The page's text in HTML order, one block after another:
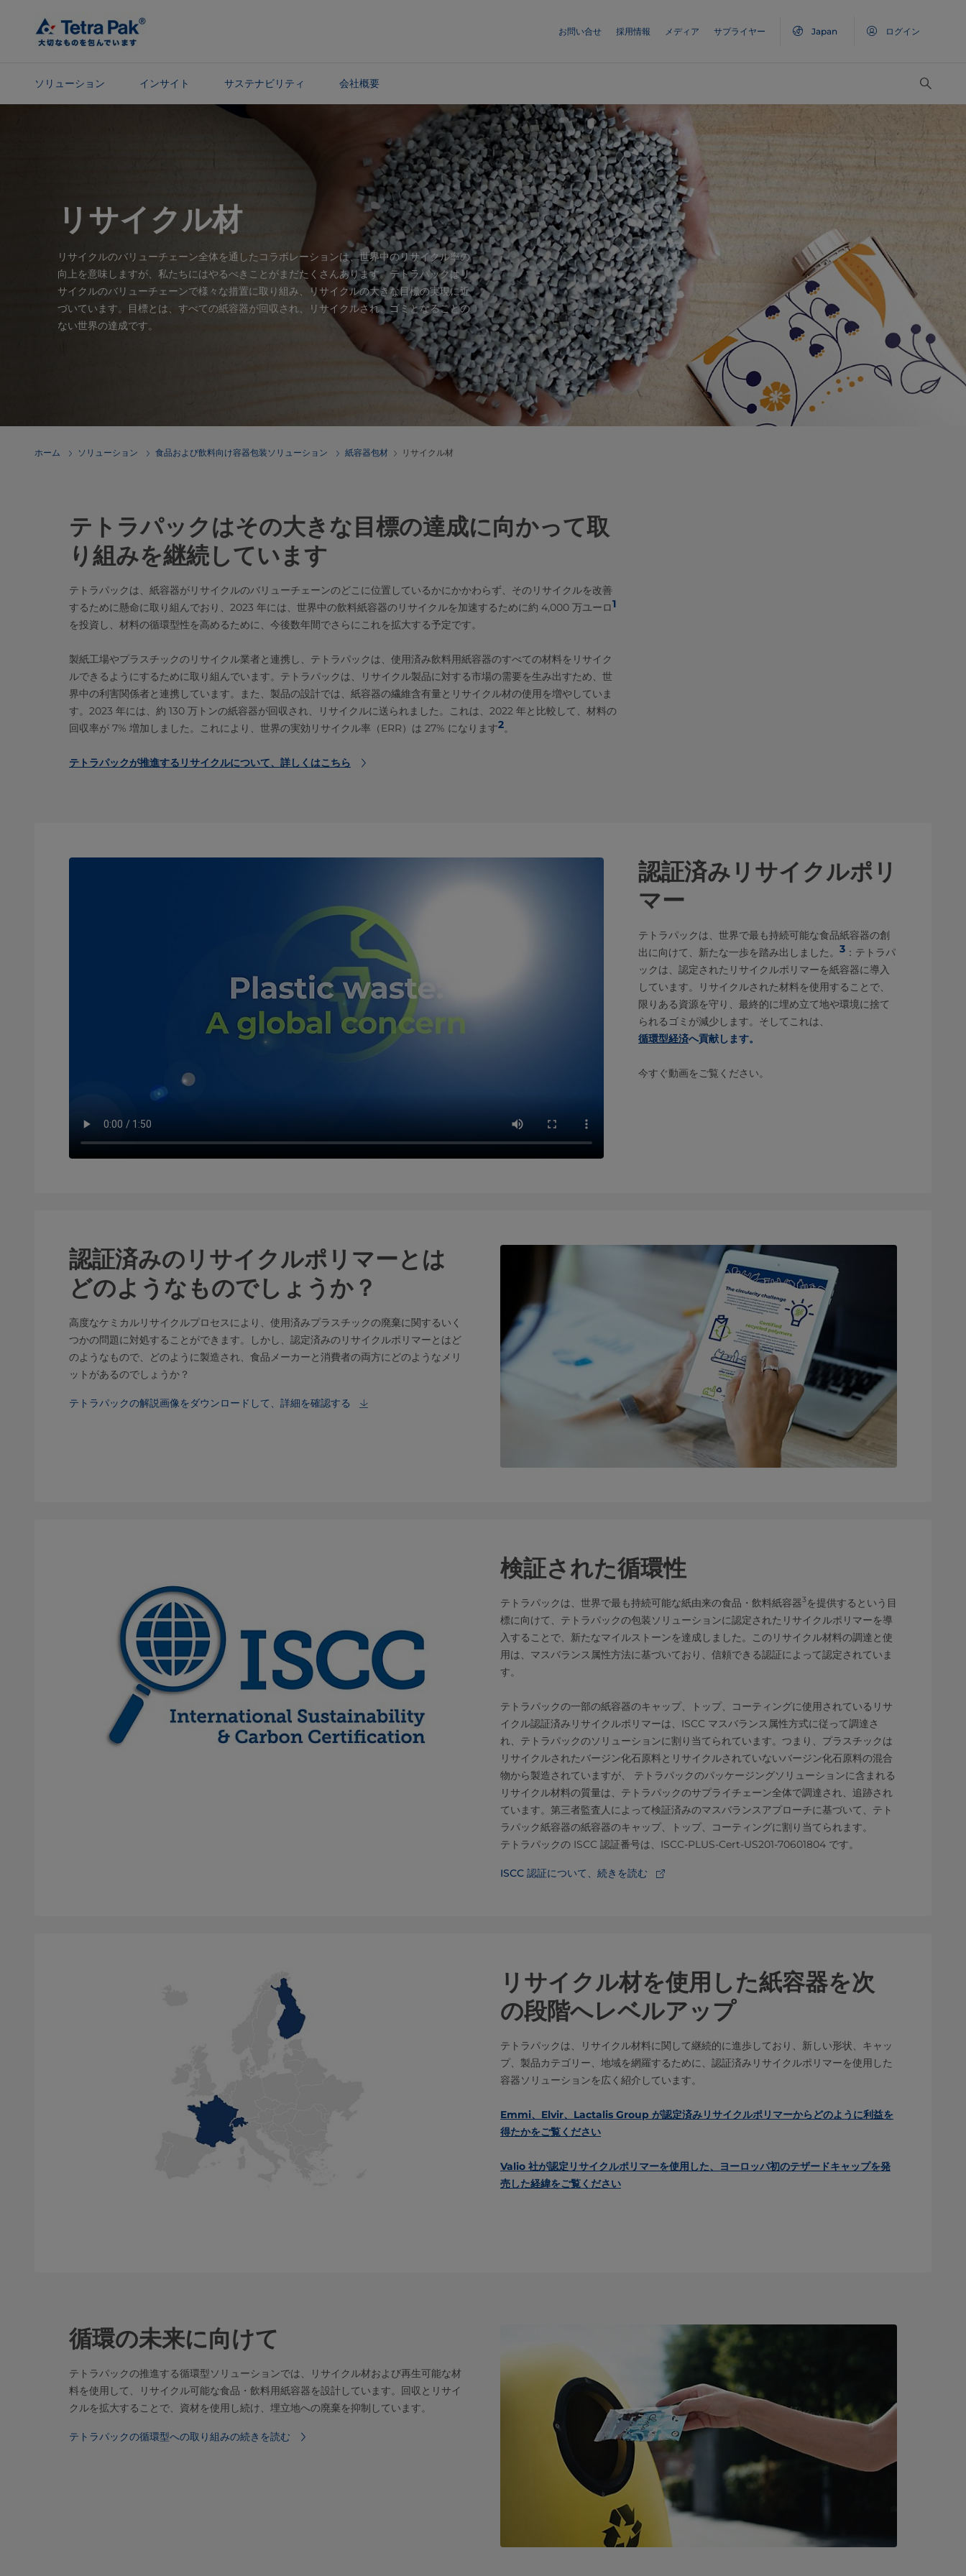
お問い合せ 採用情報 メディア サプライヤー Japan ログイン
ソリューション インサイト サステナビリティ 会社概要
リサイクル材
リサイクルのバリューチェーン全体を通したコラボレーションは、世界中のリサイクル率の
向上を意味しますが、私たちにはやるべきことがまだたくさんあります。テトラパックはリ
サイクルのバリューチェーンで様々な措置に取り組み、リサイクルの大きな目標の実現に近
づいています。目標とは、すべての紙容器が回収され、リサイクルされ、ゴミとなることの
ない世界の達成です。
ホーム ソリューション 食品および飲料向け容器包装ソリューション 紙容器包材 リサイクル材
テトラパックはその大きな目標の達成に向かって取
り組みを継続しています
テトラパックは、紙容器がリサイクルのバリューチェーンのどこに位置しているかにかかわらず、そのリサイクルを改善
するために懸命に取り組んでおり、2023 年には、世界中の飲料紙容器のリサイクルを加速するために約 4,000 万ユーロ1
を投資し、材料の循環型性を高めるために、今後数年間でさらにこれを拡大する予定です。
製紙工場やプラスチックのリサイクル業者と連携し、テトラパックは、使用済み飲料用紙容器のすべての材料をリサイク
ルできるようにするために取り組んでいます。テトラパックは、リサイクル製品に対する市場の需要を生み出すため、世
界中の利害関係者と連携しています。また、製品の設計では、紙容器の繊維含有量とリサイクル材の使用を増やしていま
す。2023 年には、約 130 万トンの紙容器が回収され、リサイクルに送られました。これは、2022 年と比較して、材料の
回収率が 7% 増加しました。これにより、世界の実効リサイクル率（ERR）は 27% になります2。
テトラパックが推進するリサイクルについて、詳しくはこちら
認証済みリサイクルポリ
マー
テトラパックは、世界で最も持続可能な食品紙容器の創
出に向けて、新たな一歩を踏み出しました。 3 ：テトラパ
ックは、認定されたリサイクルポリマーを紙容器に導入
しています。リサイクルされた材料を使用することで、
限りある資源を守り、最終的に埋め立て地や環境に捨て
られるゴミが減少します。そしてこれは、
循環型経済へ貢献します。
今すぐ動画をご覧ください。
認証済みのリサイクルポリマーとは
どのようなものでしょうか？
高度なケミカルリサイクルプロセスにより、使用済みプラスチックの廃棄に関するいく
つかの問題に対処することができます。しかし、認定済みのリサイクルポリマーとはど
のようなもので、どのように製造され、食品メーカーと消費者の両方にどのようなメリ
ットがあるのでしょうか？
テトラパックの解説画像をダウンロードして、詳細を確認する
検証された循環性
テトラパックは、世界で最も持続可能な紙由来の食品・飲料紙容器3を提供するという目
標に向けて、テトラパックの包装ソリューションに認定されたリサイクルポリマーを導
入することで、新たなマイルストーンを達成しました。このリサイクル材料の調達と使
用は、マスバランス属性方法に基づいており、信頼できる認証によって認定されていま
す。
テトラパックの一部の紙容器のキャップ、トップ、コーティングに使用されているリサ
イクル認証済みリサイクルポリマーは、ISCC マスバランス属性方式に従って調達さ
れ、テトラパックのソリューションに割り当てられています。つまり、プラスチックは
リサイクルされたバージン化石原料とリサイクルされていないバージン化石原料の混合
物から製造されていますが、 テトラパックのパッケージングソリューションに含まれる
リサイクル材料の質量は、テトラパックのサプライチェーン全体で調達され、追跡され
ています。第三者監査人によって検証済みのマスバランスアプローチに基づいて、テト
ラパック紙容器の紙容器のキャップ、トップ、コーティングに割り当てられます。
テトラパックの ISCC 認証番号は、ISCC-PLUS-Cert-US201-70601804 です。
ISCC 認証について、続きを読む
リサイクル材を使用した紙容器を次
の段階へレベルアップ
テトラパックは、リサイクル材料に関して継続的に進歩しており、新しい形状、キャッ
プ、製品カテゴリー、地域を網羅するために、認証済みリサイクルポリマーを使用した
容器ソリューションを広く紹介しています。
Emmi、Elvir、Lactalis Group が認定済みリサイクルポリマーからどのように利益を
得たかをご覧ください
Valio 社が認定リサイクルポリマーを使用した、ヨーロッパ初のテザードキャップを発
売した経緯をご覧ください
循環の未来に向けて
テトラパックの推進する循環型ソリューションでは、リサイクル材および再生可能な材
料を使用して、リサイクル可能な食品・飲料用紙容器を設計しています。回収とリサイ
クルを拡大することで、資材を使用し続け、埋立地への廃棄を抑制しています。
テトラパックの循環型への取り組みの続きを読む